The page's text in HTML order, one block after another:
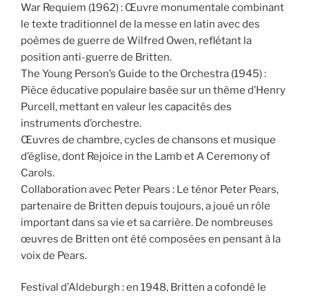
War Requiem (1962) : Œuvre monumentale combinant
le texte traditionnel de la messe en latin avec des
poèmes de guerre de Wilfred Owen, reflétant la
position anti-guerre de Britten.
The Young Person’s Guide to the Orchestra (1945) :
Pièce éducative populaire basée sur un thème d’Henry
Purcell, mettant en valeur les capacités des
instruments d’orchestre.
Œuvres de chambre, cycles de chansons et musique
d’église, dont Rejoice in the Lamb et A Ceremony of
Carols.
Collaboration avec Peter Pears : Le ténor Peter Pears,
partenaire de Britten depuis toujours, a joué un rôle
important dans sa vie et sa carrière. De nombreuses
œuvres de Britten ont été composées en pensant à la
voix de Pears.
Festival d’Aldeburgh : en 1948, Britten a cofondé le